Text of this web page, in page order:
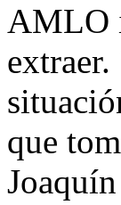
AMLO
que